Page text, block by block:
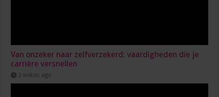
Van onzeker naar zelfverzekerd: vaardigheden die je
carrière versnellen
2 weken ago